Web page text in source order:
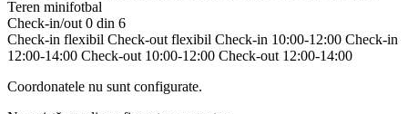
Teren minifotbal
Check-in/out 0 din 6
Check-in flexibil Check-out flexibil Check-in 10:00-12:00 Check-in
12:00-14:00 Check-out 10:00-12:00 Check-out 12:00-14:00
Coordonatele nu sunt configurate.